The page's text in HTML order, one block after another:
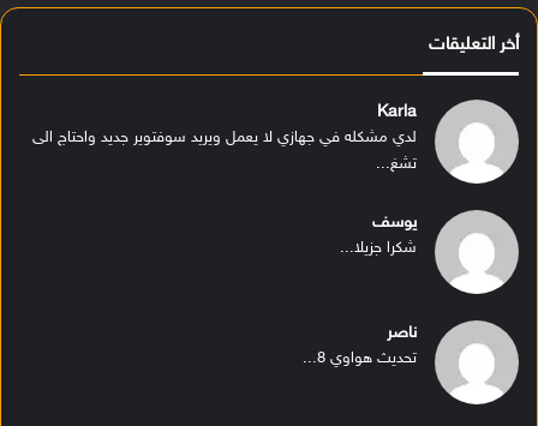
أخر التعليقات
Karla
لدي مشكله في جهازي لا يعمل ويريد سوفتوير جديد واحتاج الى
تشغ...
يوسف
شكرا جزيلا...
ناصر
تحديث هواوي 8...